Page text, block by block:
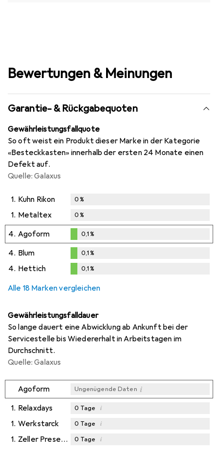
Bewertungen & Meinungen
Garantie- & Rückgabequoten
Gewährleistungsfallquote
So oft weist ein Produkt dieser Marke in der Kategorie
«Besteckkasten» innerhalb der ersten 24 Monate einen
Defekt auf.
Quelle: Galaxus
1. Kuhn Rikon 0%
1. Metaltex 0%
4. Agoform
0,1%
0,1%
4. Blum
%
0,1%
4. Hettich 0,1%
Alle 18 Marken vergleichen
Gewährleistungsfalldauer
So lange dauert eine Abwicklung ab Ankunft bei der
Servicestelle bis Wiedererhalt in Arbeitstagen im
Durchschnitt.
Quelle: Galaxus
Agoform Ungenügende Daten i
1. Relaxdays 0 Tage i
1. Werkstarck 0 Tage i
1. Zeller Present 0 Tage i